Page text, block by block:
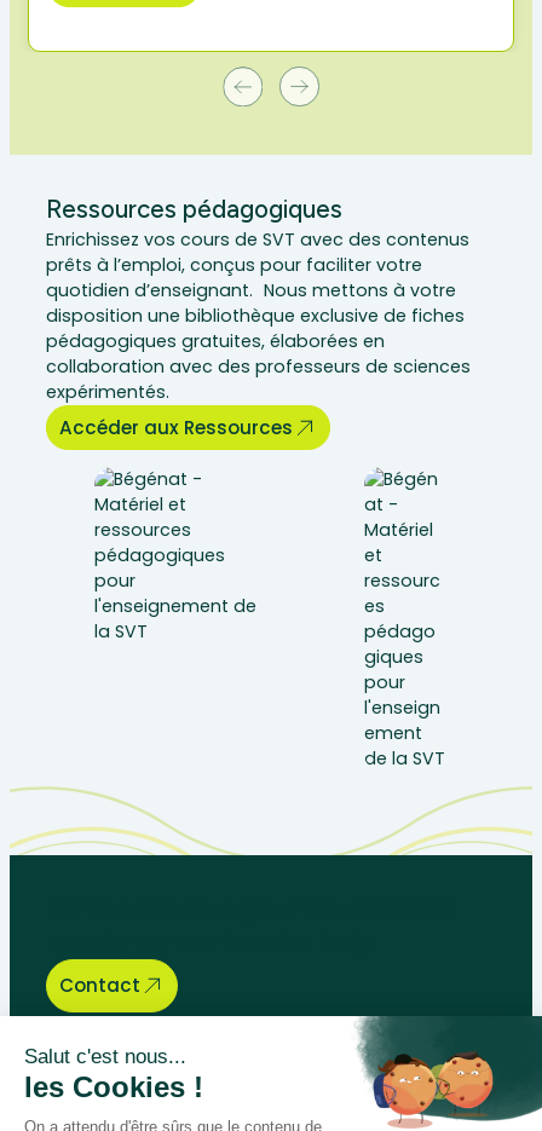
Ressources pédagogiques
Enrichissez vos cours de SVT avec des contenus
prêts à l’emploi, conçus pour faciliter votre
quotidien d’enseignant. Nous mettons à votre
disposition une bibliothèque exclusive de fiches
pédagogiques gratuites, élaborées en
collaboration avec des professeurs de sciences
expérimentés.
Accéder aux Ressources
Contact
Bégénat
Level of education
News